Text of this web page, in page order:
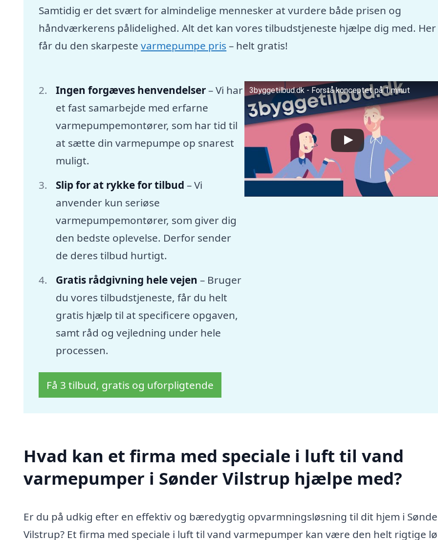
Samtidig er det svært for almindelige mennesker at vurdere både prisen og
håndværkerens pålidelighed. Alt det kan vores tilbudstjeneste hjælpe dig med. Her
får du den skarpestevarmepumpe pris – helt gratis!
Ingen forgæves henvendelser– Vi har
et fast samarbejde med erfarne
varmepumpemontører, som har tid til
at sætte din varmepumpe op snarest
muligt.
Slip for at rykke for tilbud – Vi
anvender kun seriøse
varmepumpemontører, som giver dig
den bedste oplevelse. Derfor sender
de deres tilbud hurtigt.
Gratis rådgivning hele vejen – Bruger
du vores tilbudstjeneste, får du helt
gratis hjælp til at specificere opgaven,
samt råd og vejledning under hele
processen.
3byggetilbud.dk - Forstå konceptet på 1 minut
Få 3 tilbud, gratis og uforpligtende
Hvad kan et firma med speciale i luft til vand
varmepumper i Sønder Vilstrup hjælpe med?
Er du på udkig efter en effektiv og bæredygtig opvarmningsløsning til dit hjem i
Vilstrup? Et firma med speciale i luft til vand varmepumper kan være den helt rigtige